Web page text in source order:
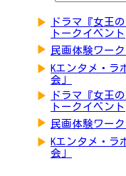
▶
ドラマ『女王
トークイベント
▶ 民画体験ワー
▶ Kエンタメ・ラ
会」
▶
ドラマ『女王
トークイベント
▶ 民画体験ワー
▶ Kエンタメ・ラ
会」